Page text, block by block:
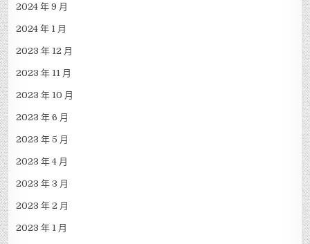
2024 年 9 月
2024 年 1 月
2023 年 12 月
2023 年 11 月
2023 年 10 月
2023 年 6 月
2023 年 5 月
2023 年 4 月
2023 年 3 月
2023 年 2 月
2023 年 1 月